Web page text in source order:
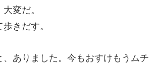
変だ。
きだす。
、ありました。今もおすけもうムチ